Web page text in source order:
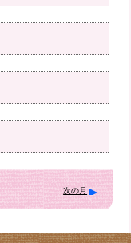
次の月